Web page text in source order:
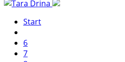
Start
6
7